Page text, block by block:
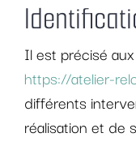
Il est précisé
https://atelier-
différents
réalisation et de